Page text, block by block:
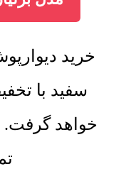
خرید
سفید با
خواهد گرفت.